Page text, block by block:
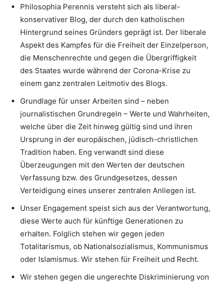
Philosophia Perennis versteht sich als liberal-
konservativer Blog, der durch den katholischen
Hintergrund seines Gründers geprägt ist. Der liberale
Aspekt des Kampfes für die Freiheit der Einzelperson,
die Menschenrechte und gegen die Übergriffigkeit
des Staates wurde während der Corona-Krise zu
einem ganz zentralen Leitmotiv des Blogs.
Grundlage für unser Arbeiten sind – neben
journalistischen Grundregeln – Werte und Wahrheiten,
welche über die Zeit hinweg gültig sind und ihren
Ursprung in der europäischen, jüdisch-christlichen
Tradition haben. Eng verwandt sind diese
Überzeugungen mit den Werten der deutschen
Verfassung bzw. des Grundgesetzes, dessen
Verteidigung eines unserer zentralen Anliegen ist.
Unser Engagement speist sich aus der Verantwortung,
diese Werte auch für künftige Generationen zu
erhalten. Folglich stehen wir gegen jeden
Totalitarismus, ob Nationalsozialismus, Kommunismus
oder Islamismus. Wir stehen für Freiheit und Recht.
Wir stehen gegen die ungerechte Diskriminierung von